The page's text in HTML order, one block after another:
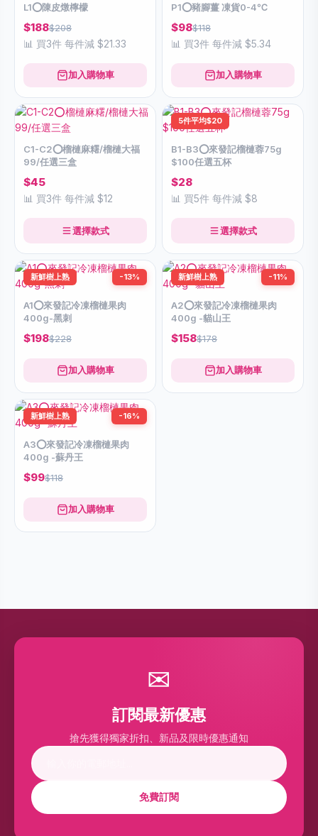
L1⭕️陳皮燉檸檬
$188$208
📊 買3件 每件減 $21.33
加入購物車
P1⭕️豬腳薑 凍貨0-4℃
$98$118
📊 買3件 每件減 $5.34
加入購物車
C1-C2⭕️榴槤麻糬/榴槤大福
99/任選三盒
$45
📊 買3件 每件減 $12
選擇款式
5件平均$20
B1-B3⭕️來發記榴槤蓉75g
$100任選五杯
$28
📊 買5件 每件減 $8
選擇款式
新鮮樹上熟 -13%
A1⭕️來發記冷凍榴槤果肉
400g-黑刺
$198$228
加入購物車
新鮮樹上熟 -11%
A2⭕️來發記冷凍榴槤果肉
400g -貓山王
$158$178
加入購物車
新鮮樹上熟 -16%
A3⭕️來發記冷凍榴槤果肉
400g -蘇丹王
$99$118
加入購物車
✉
訂閱最新優惠
搶先獲得獨家折扣、新品及限時優惠通知
免費訂閱